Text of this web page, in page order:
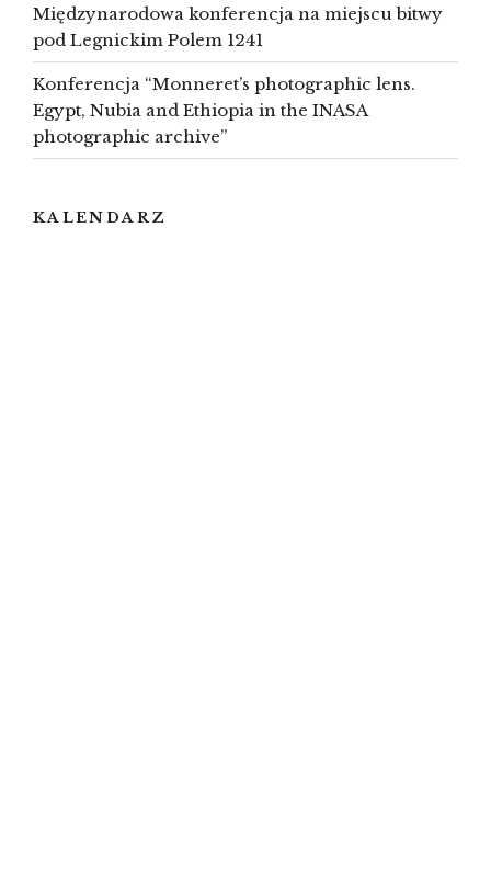
Międzynarodowa konferencja na miejscu bitwy
pod Legnickim Polem 1241
Konferencja “Monneret’s photographic lens.
Egypt, Nubia and Ethiopia in the INASA
photographic archive”
KALENDARZ